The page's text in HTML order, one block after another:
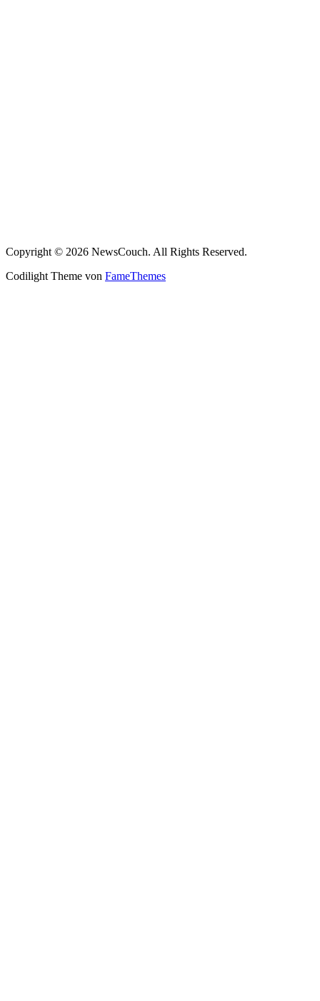
Copyright © 2026 NewsCouch. All Rights Reserved.
Codilight Theme von FameThemes